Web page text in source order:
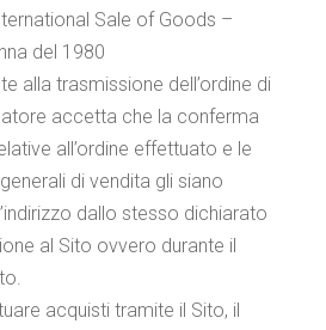
Sale of Goods –
del 1980
alla trasmissione dell’ordine di
accetta che la conferma
all’ordine effettuato e le
di vendita gli siano
dallo stesso dichiarato
al Sito ovvero durante il
acquisti tramite il Sito, il